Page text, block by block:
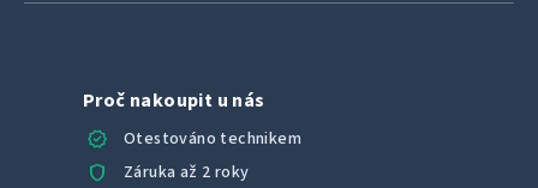
Proč nakoupit u nás
verified
Otestováno technikem
shield Záruka až 2 roky